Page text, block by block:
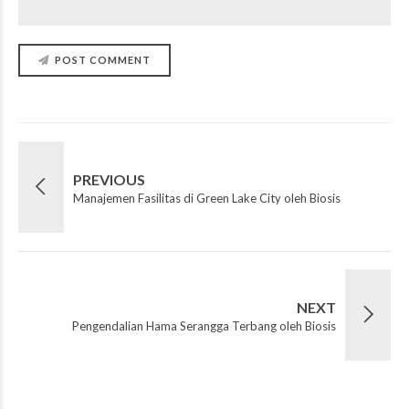
POST COMMENT
PREVIOUS
Manajemen Fasilitas di Green Lake City oleh Biosis
NEXT
Pengendalian Hama Serangga Terbang oleh Biosis